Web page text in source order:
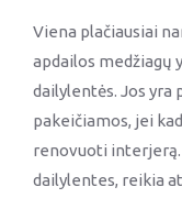
Viena plačiausiai
apdailos medžiagų
dailylentės. Jos yra
pakeičiamos, jei
renovuoti
dailylentes, reikia